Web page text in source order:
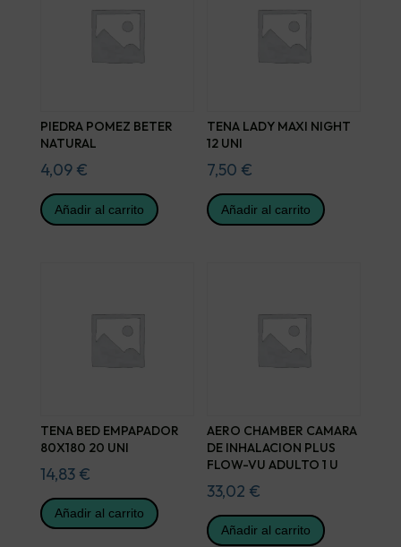
PIEDRA POMEZ BETER
NATURAL
4,09 €
Añadir al carrito
TENA LADY MAXI NIGHT
12 UNI
7,50 €
Añadir al carrito
TENA BED EMPAPADOR
80X180 20 UNI
14,83 €
Añadir al carrito
AERO CHAMBER CAMARA
DE INHALACION PLUS
FLOW-VU ADULTO 1 U
33,02 €
Añadir al carrito